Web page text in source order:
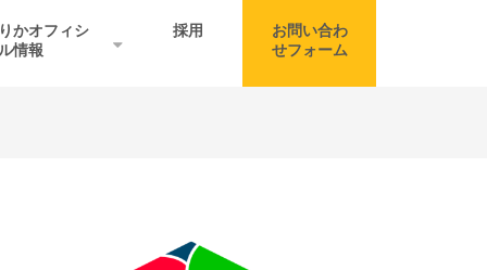
かオフィシ
情報
採用
お問い合わ
せフォーム